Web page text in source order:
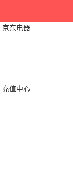
京东电器
充值中心